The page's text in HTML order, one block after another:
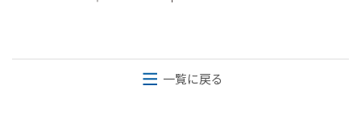
一覧に戻る